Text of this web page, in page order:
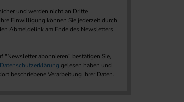
und werden nicht an Dritte
Einwilligung können Sie jederzeit durch
Abmeldelink am Ende des Newsletters
"Newsletter abonnieren" bestätigen Sie,
Datenschutzerklärung gelesen haben und
beschriebene Verarbeitung Ihrer Daten.